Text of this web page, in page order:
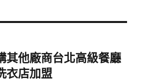
其他廠商台北高級餐廳
衣店加盟